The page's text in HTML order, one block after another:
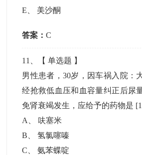
E
美沙酮
答案：C
11 、【单选题 】
男性患者，30岁，因车祸入院：
经抢救低血压和血容量纠正后尿
免肾衰竭发生，应给予的药物是
A
呋塞米
B 、氢氯噻嗪
C 、氨苯蝶啶